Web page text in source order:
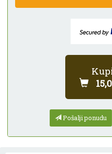
Pošalji ponudu